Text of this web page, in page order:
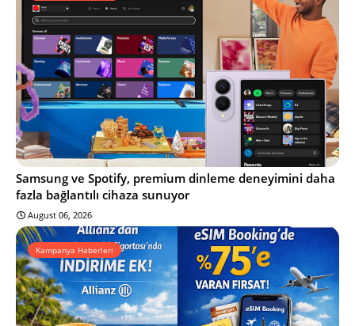
Samsung ve Spotify, premium dinleme deneyimini daha
fazla bağlantılı cihaza sunuyor
August 06, 2026
Kampanya Haberleri